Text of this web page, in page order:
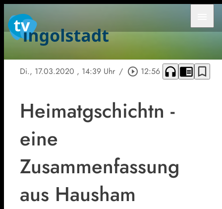
Di., 17.03.2020 , 14:39 Uhr / play_circle_outline 12:56 headphones chrome_reader_mode bookmark_border
Heimatgschichtn -
eine
Zusammenfassung
aus Hausham